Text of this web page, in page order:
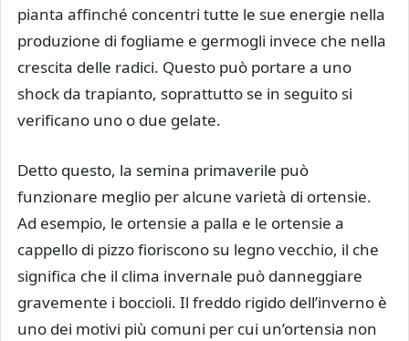
pianta affinché concentri tutte le sue energie nella
produzione di fogliame e germogli invece che nella
crescita delle radici. Questo può portare a uno
shock da trapianto, soprattutto se in seguito si
verificano uno o due gelate.
Detto questo, la semina primaverile può
funzionare meglio per alcune varietà di ortensie.
Ad esempio, le ortensie a palla e le ortensie a
cappello di pizzo fioriscono su legno vecchio, il che
significa che il clima invernale può danneggiare
gravemente i boccioli. Il freddo rigido dell’inverno è
uno dei motivi più comuni per cui un’ortensia non